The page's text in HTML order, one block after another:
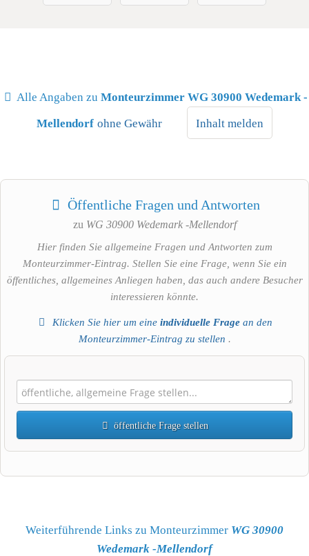
Alle Angaben zu Monteurzimmer WG 30900 Wedemark -
Mellendorf ohne Gewähr Inhalt melden
Öffentliche Fragen und Antworten
zu WG 30900 Wedemark -Mellendorf
Hier finden Sie allgemeine Fragen und Antworten zum
Monteurzimmer-Eintrag. Stellen Sie eine Frage, wenn Sie ein
öffentliches, allgemeines Anliegen haben, das auch andere Besucher
interessieren könnte.
Klicken Sie hier um eineindividuelle Frage an den
Monteurzimmer-Eintrag zu stellen .
öffentliche Frage stellen
Name
Weiterführende Links zu Monteurzimmer WG 30900
Wedemark -Mellendorf